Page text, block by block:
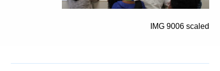
כספים וכלכלה
המחלקה המשפטית
IMG 9006 scaled